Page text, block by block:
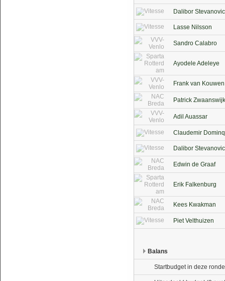
Dalibor Stevanovic
Lasse Nilsson
Sandro Calabro
Ayodele Adeleye
Frank van Kouwen
Patrick Zwaanswijk
Adil Auassar
Claudemir
Dalibor Stevanovic
Edwin de Graaf
Erik Falkenburg
Kees Kwakman
Piet Velthuizen
Balans
Startbudget in deze ronde